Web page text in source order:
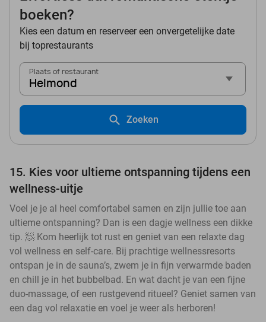
boeken?
Kies een datum en reserveer een onvergetelijke date
bij toprestaurants
Plaats of restaurant
Helmond
Zoeken
15. Kies voor ultieme ontspanning tijdens een
wellness-uitje
Voel je je al heel comfortabel samen en zijn jullie toe aan
ultieme ontspanning? Dan is een dagje wellness een dikke
tip. 🧖 Kom heerlijk tot rust en geniet van een relaxte dag
vol wellness en self-care. Bij prachtige wellnessresorts
ontspan je in de sauna’s, zwem je in fijn verwarmde baden
en chill je in het bubbelbad. En wat dacht je van een fijne
duo-massage, of een rustgevend ritueel? Geniet samen van
een dag vol relaxatie en voel je weer als herboren!